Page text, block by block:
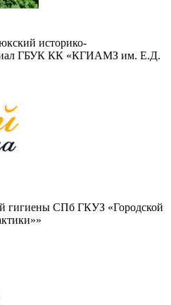
историко-
ГБУК КК «КГИАМЗ им. Е.Д.
гигиены СПб ГКУЗ «Городской